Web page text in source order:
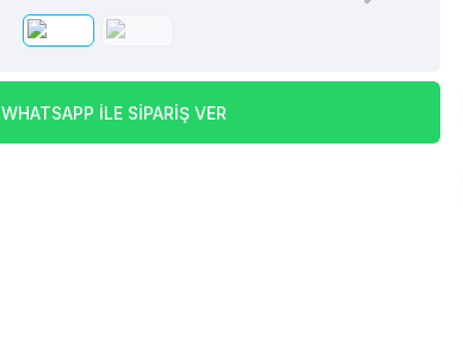
WHATSAPP İLE SİPARİŞ VER